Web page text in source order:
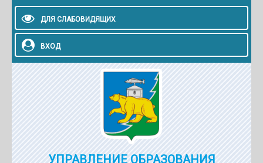
ДЛЯ СЛАБОВИДЯЩИХ
ВХОД
УПРАВЛЕНИЕ ОБРАЗОВАНИЯ